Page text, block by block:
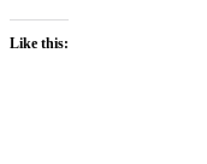
Like this: